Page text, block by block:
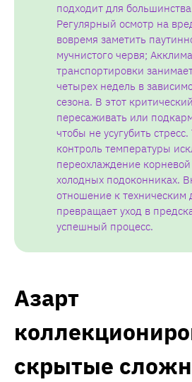
подходит для
Регулярный осмотр на
вовремя заметить
мучнистого червя;
транспортировки
четырех недель в
сезона. В этот
пересаживать или
чтобы не усугубить
контроль температуры
переохлаждение
холодных подоконниках.
отношение к техническим
превращает уход в
успешный процесс.
Азарт
скрытые